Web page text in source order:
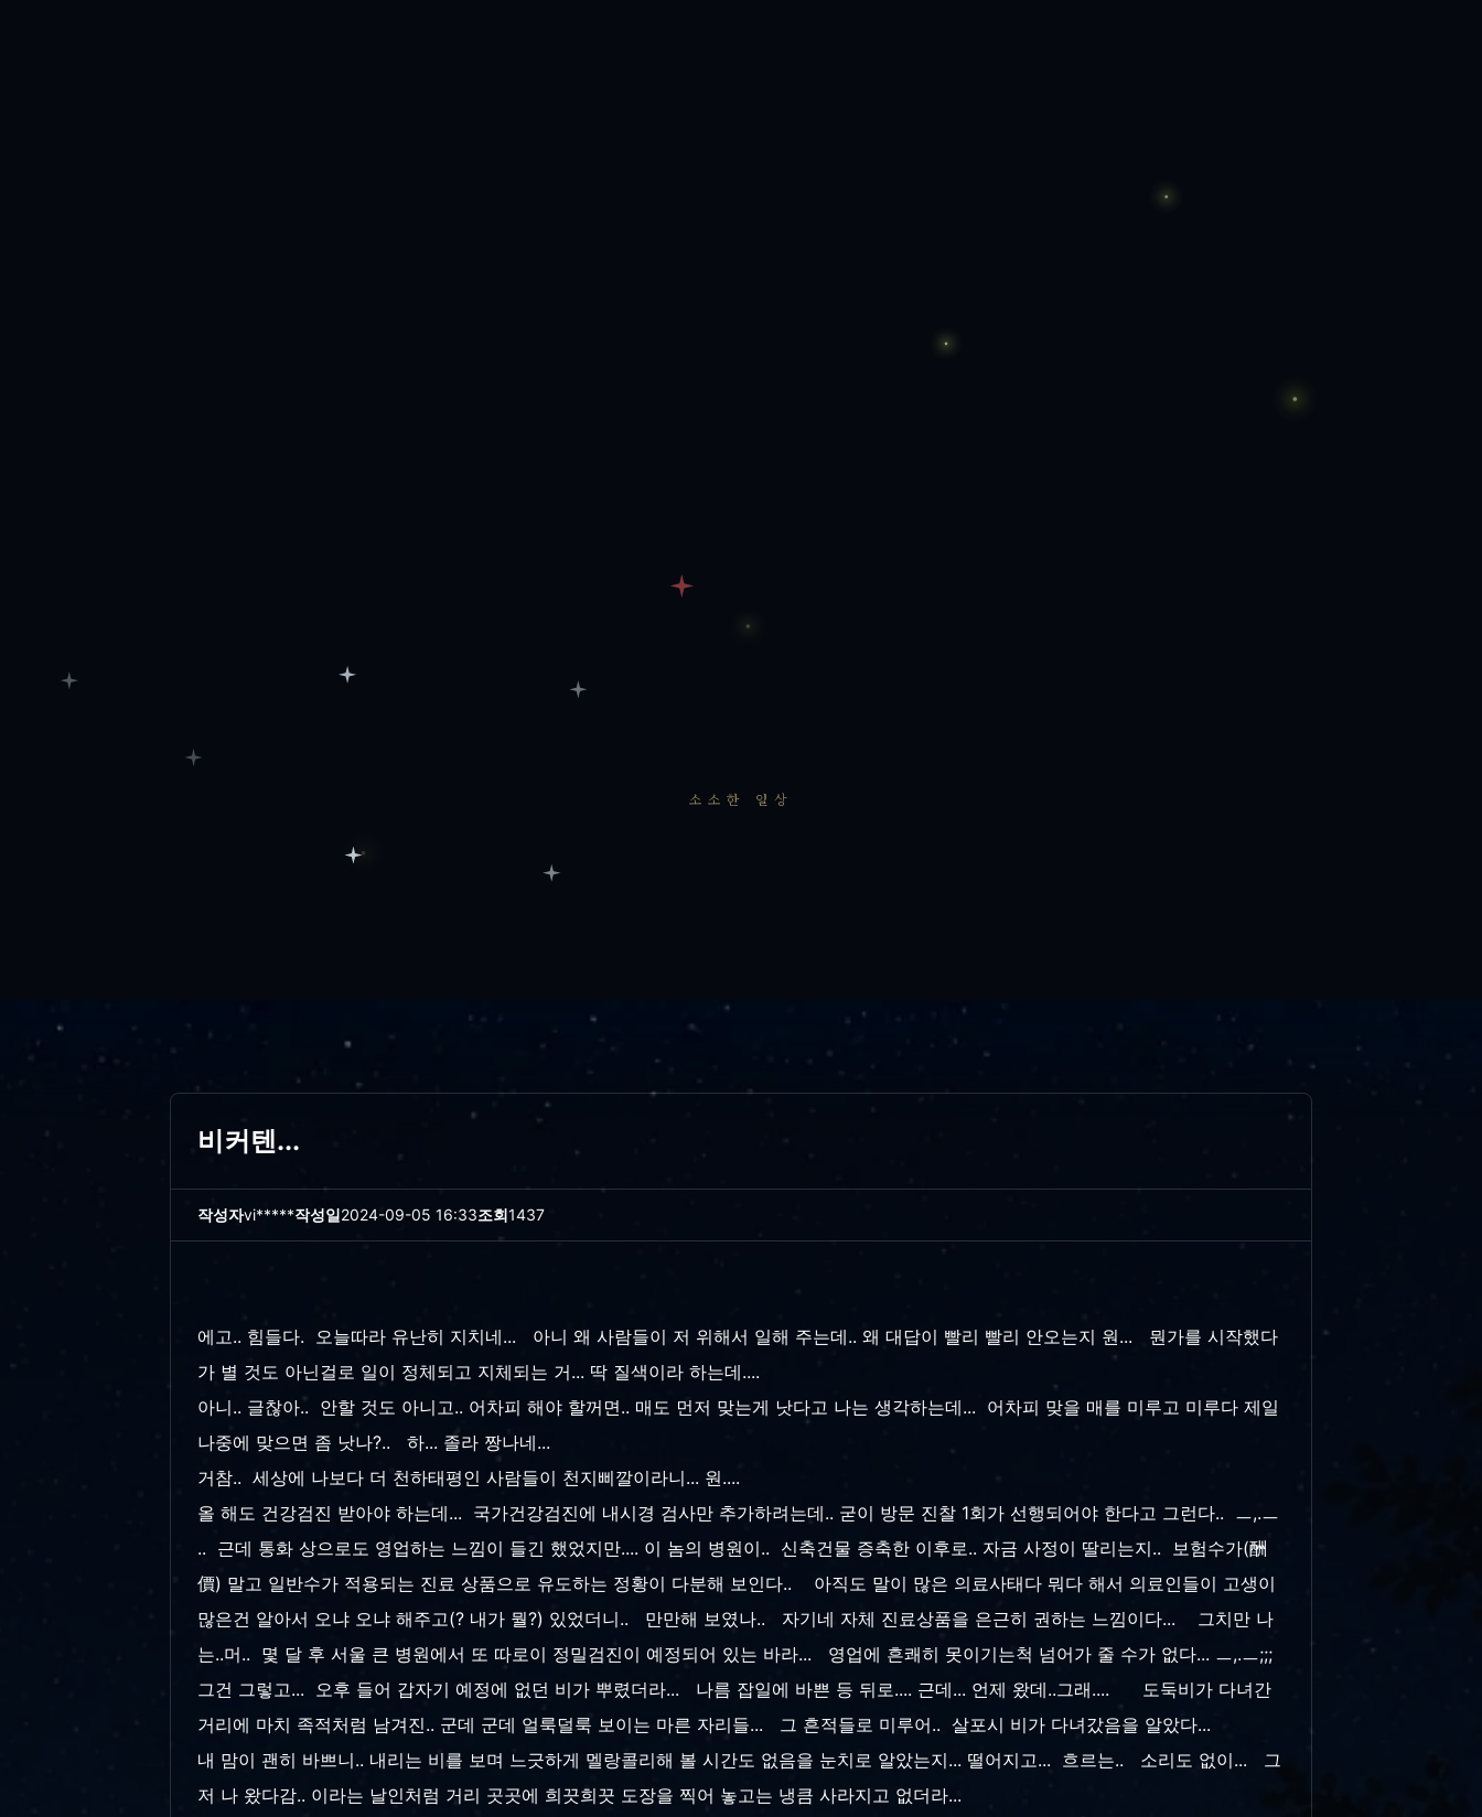
소소한 일상
비커텐...
작성자vi*****작성일2024-09-05 16:33조회1437
에고.. 힘들다. 오늘따라 유난히 지치네... 아니 왜 사람들이 저 위해서 일해 주는데.. 왜 대답이 빨리 빨리 안오는지 원... 뭔가를 시작했다
가 별 것도 아닌걸로 일이 정체되고 지체되는 거... 딱 질색이라 하는데....
아니.. 글찮아.. 안할 것도 아니고.. 어차피 해야 할꺼면.. 매도 먼저 맞는게 낫다고 나는 생각하는데... 어차피 맞을 매를 미루고 미루다 제일
나중에 맞으면 좀 낫나?.. 하... 졸라 짱나네...
거참.. 세상에 나보다 더 천하태평인 사람들이 천지삐깔이라니... 원....
올 해도 건강검진 받아야 하는데... 국가건강검진에 내시경 검사만 추가하려는데.. 굳이 방문 진찰 1회가 선행되어야 한다고 그런다.. ㅡ,.ㅡ
.. 근데 통화 상으로도 영업하는 느낌이 들긴 했었지만.... 이 놈의 병원이.. 신축건물 증축한 이후로.. 자금 사정이 딸리는지.. 보험수가(酬
價) 말고 일반수가 적용되는 진료 상품으로 유도하는 정황이 다분해 보인다.. 아직도 말이 많은 의료사태다 뭐다 해서 의료인들이 고생이
많은건 알아서 오냐 오냐 해주고(? 내가 뭘?) 있었더니.. 만만해 보였나.. 자기네 자체 진료상품을 은근히 권하는 느낌이다... 그치만 나
는..머.. 몇 달 후 서울 큰 병원에서 또 따로이 정밀검진이 예정되어 있는 바라... 영업에 흔쾌히 못이기는척 넘어가 줄 수가 없다... ㅡ,.ㅡ;;;
그건 그렇고... 오후 들어 갑자기 예정에 없던 비가 뿌렸더라... 나름 잡일에 바쁜 등 뒤로.... 근데... 언제 왔데..그래.... 도둑비가 다녀간
거리에 마치 족적처럼 남겨진.. 군데 군데 얼룩덜룩 보이는 마른 자리들... 그 흔적들로 미루어.. 살포시 비가 다녀갔음을 알았다...
내 맘이 괜히 바쁘니.. 내리는 비를 보며 느긋하게 멜랑콜리해 볼 시간도 없음을 눈치로 알았는지... 떨어지고... 흐르는.. 소리도 없이... 그
저 나 왔다감.. 이라는 날인처럼 거리 곳곳에 희끗희끗 도장을 찍어 놓고는 냉큼 사라지고 없더라...